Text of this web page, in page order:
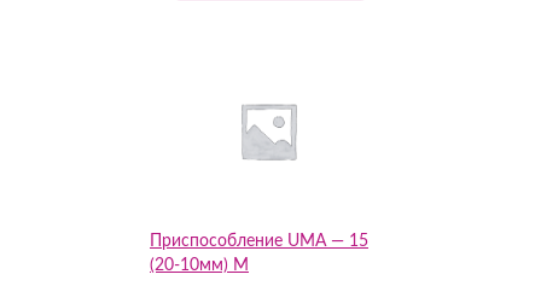
Приспособление UMA — 15
(20-10мм) M